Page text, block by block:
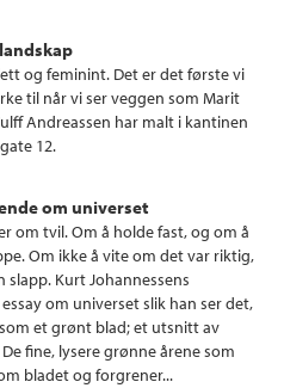
og feminint. Det er det første vi
til når vi ser veggen som Marit
Andreassen har malt i kantinen
12.
om universet
om tvil. Om å holde fast, og om å
Om ikke å vite om det var riktig,
slapp. Kurt Johannessens
om universet slik han ser det,
et grønt blad; et utsnitt av
fine, lysere grønne årene som
bladet og forgrener...